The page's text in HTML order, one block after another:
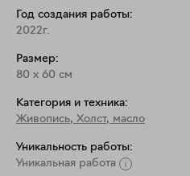
Год создания работы:
2022г.
Размер:
80 x 60 см
Категория и техника:
Живопись, Холст, масло
Уникальность работы:
Уникальная работа